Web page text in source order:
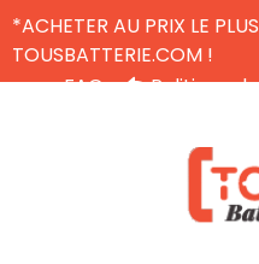
*ACHETER AU PRIX LE
TOUSBATTERIE.COM !
FAQ
Politique